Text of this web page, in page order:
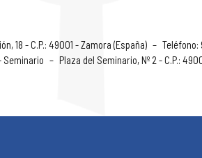
18 - C.P.: 49001 - Zamora (España) – Teléfono:
Seminario – Plaza del Seminario, Nº 2 - C.P.: